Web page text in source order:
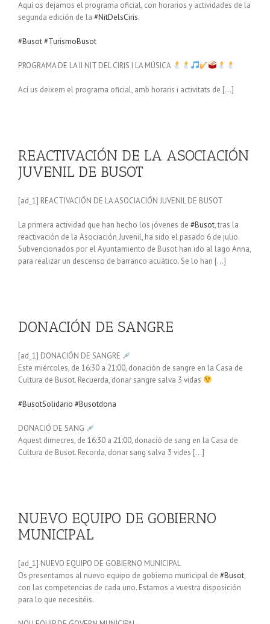
Aquí os dejamos el programa oficial, con horarios y actividades de la
segunda edición de la #NitDelsCiris.
#Busot#TurismoBusot
PROGRAMA DE LA II NIT DEL CIRIS I LA MÚSICA
Ací us deixem el programa oficial, amb horaris i activitats de […]
REACTIVACIÓN DE LA ASOCIACIÓN
JUVENIL DE BUSOT
[ad_1] REACTIVACIÓN DE LA ASOCIACIÓN JUVENIL DE BUSOT
La primera actividad que han hecho los jóvenes de #Busot, tras la
reactivación de la Asociación Juvenil, ha sido el pasado 6 de julio.
Subvencionados por el Ayuntamiento de Busot han ido al lago Anna,
para realizar un descenso de barranco acuático. Se lo han […]
DONACIÓN DE SANGRE
[ad_1] DONACIÓN DE SANGRE
Este miércoles, de 16:30 a 21:00, donación de sangre en la Casa de
Cultura de Busot. Recuerda, donar sangre salva 3 vidas
#BusotSolidario #Busotdona
DONACIÓ DE SANG
Aquest dimecres, de 16:30 a 21:00, donació de sang en la Casa de
Cultura de Busot. Recorda, donar sang salva 3 vides […]
NUEVO EQUIPO DE GOBIERNO
MUNICIPAL
[ad_1] NUEVO EQUIPO DE GOBIERNO MUNICIPAL
Os presentamos al nuevo equipo de gobierno municipal de #Busot,
con las competencias de cada uno. Estamos a vuestra disposición
para lo que necesitéis.